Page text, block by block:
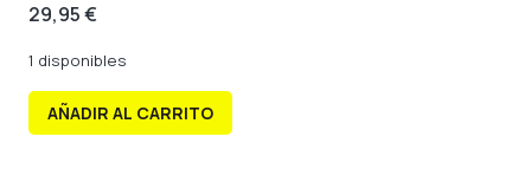
29,95€
1 disponibles
AÑADIR AL CARRITO